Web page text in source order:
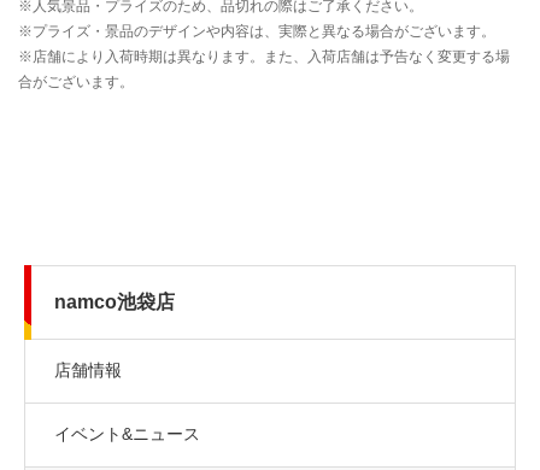
namco池袋店
店舗情報
イベント&ニュース